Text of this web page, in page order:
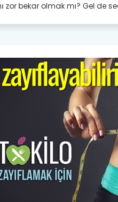
zor bekar olmak mı? Gel de